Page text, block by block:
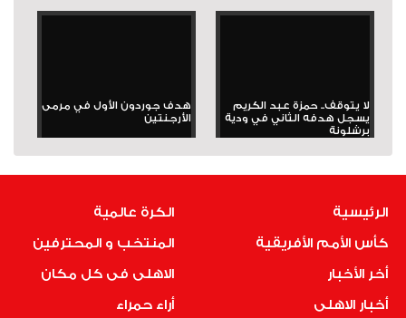
لا يتوقف.. حمزة عبد الكريم
يسجل هدفه الثاني في ودية
برشلونة
هدف جوردون الأول في مرمى
الأرجنتين
الرئيسية
كأس الأمم الأفريقية
أخر الأخبار
أخبار الاهلى
الكرة عالمية
المنتخب و المحترفين
الاهلى فى كل مكان
أراء حمراء